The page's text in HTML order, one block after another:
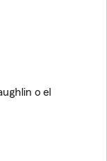
o el